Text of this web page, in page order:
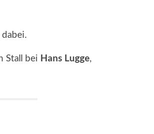
Stall bei Hans Lugge,